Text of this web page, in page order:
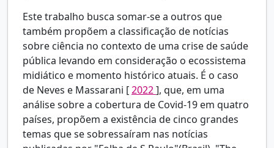
Este trabalho busca somar-se a outros que
também propõem a classificação de notícias
sobre ciência no contexto de uma crise de saúde
pública levando em consideração o ecossistema
midiático e momento histórico atuais. É o caso
de Neves e Massarani [2022], que, em uma
análise sobre a cobertura de Covid-19 em quatro
países, propõem a existência de cinco grandes
temas que se sobressaíram nas notícias